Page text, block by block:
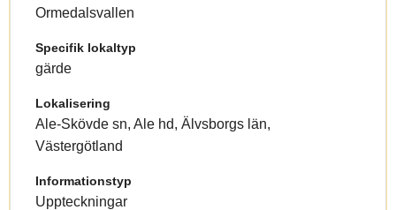
Ormedalsvallen
Specifik lokaltyp
gärde
Lokalisering
Ale-Skövde sn, Ale hd, Älvsborgs län,
Västergötland
Informationstyp
Uppteckningar